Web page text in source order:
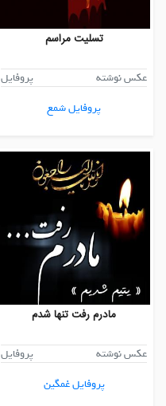
تسلیت مراسم
عکس نوشته
پروفایل
پروفایل شمع
مادرم رفت تنها شدم
عکس نوشته
پروفایل
پروفایل غمگین